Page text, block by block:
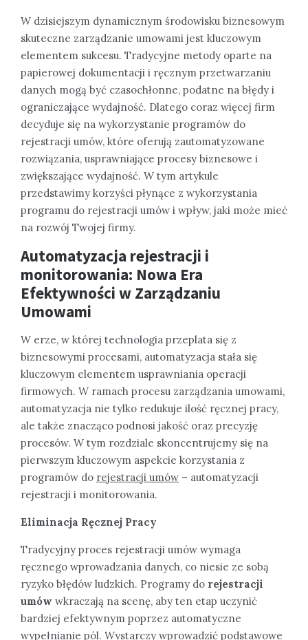
W dzisiejszym dynamicznym środowisku biznesowym
skuteczne zarządzanie umowami jest kluczowym
elementem sukcesu. Tradycyjne metody oparte na
papierowej dokumentacji i ręcznym przetwarzaniu
danych mogą być czasochłonne, podatne na błędy i
ograniczające wydajność. Dlatego coraz więcej firm
decyduje się na wykorzystanie programów do
rejestracji umów, które oferują zautomatyzowane
rozwiązania, usprawniające procesy biznesowe i
zwiększające wydajność. W tym artykule
przedstawimy korzyści płynące z wykorzystania
programu do rejestracji umów i wpływ, jaki może mieć
na rozwój Twojej firmy.
Automatyzacja rejestracji i
monitorowania: Nowa Era
Efektywności w Zarządzaniu
Umowami
W erze, w której technologia przeplata się z
biznesowymi procesami, automatyzacja stała się
kluczowym elementem usprawniania operacji
firmowych. W ramach procesu zarządzania umowami,
automatyzacja nie tylko redukuje ilość ręcznej pracy,
ale także znacząco podnosi jakość oraz precyzję
procesów. W tym rozdziale skoncentrujemy się na
pierwszym kluczowym aspekcie korzystania z
programów do rejestracji umów – automatyzacji
rejestracji i monitorowania.
Eliminacja Ręcznej Pracy
Tradycyjny proces rejestracji umów wymaga
ręcznego wprowadzania danych, co niesie ze sobą
ryzyko błędów ludzkich. Programy do rejestracji
umów wkraczają na scenę, aby ten etap uczynić
bardziej efektywnym poprzez automatyczne
wypełnianie pól. Wystarczy wprowadzić podstawowe